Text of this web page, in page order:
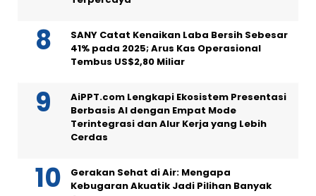
SANY Catat Kenaikan Laba Bersih Sebesar
41% pada 2025; Arus Kas Operasional
Tembus US$2,80 Miliar
AiPPT.com Lengkapi Ekosistem Presentasi
Berbasis AI dengan Empat Mode
Terintegrasi dan Alur Kerja yang Lebih
Cerdas
Gerakan Sehat di Air: Mengapa
Kebugaran Akuatik Jadi Pilihan Banyak